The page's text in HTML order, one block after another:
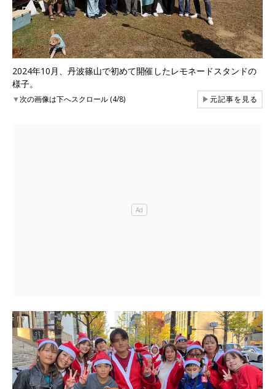
2024年10月、丹波篠山で初めて開催したレモネードスタンドの
様子。
▼次の画像は下へスクロール (4/8) ▶元記事を見る